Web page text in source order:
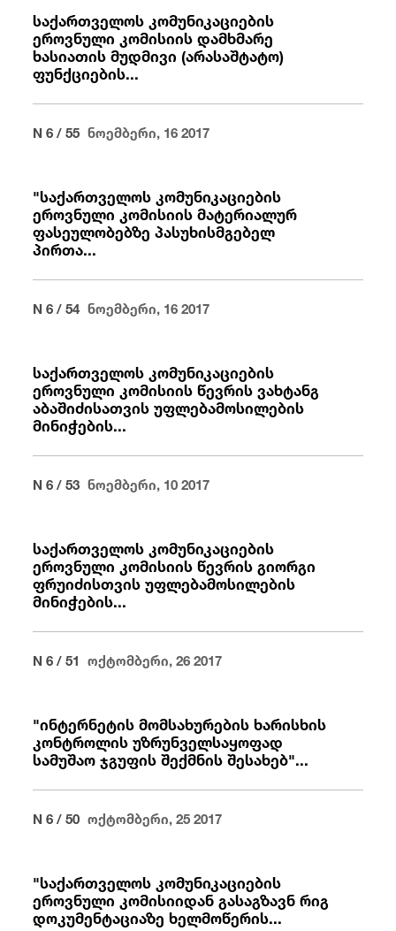
საქართველოს კომუნიკაციების
ეროვნული კომისიის დამხმარე
ხასიათის მუდმივი (არასაშტატო)
ფუნქციების...
N 6 / 55 ნოემბერი, 16 2017
"საქართველოს კომუნიკაციების
ეროვნული კომისიის მატერიალურ
ფასეულობებზე პასუხისმგებელ
პირთა...
N 6 / 54 ნოემბერი, 16 2017
საქართველოს კომუნიკაციების
ეროვნული კომისიის წევრის ვახტანგ
აბაშიძისათვის უფლებამოსილების
მინიჭების...
N 6 / 53 ნოემბერი, 10 2017
საქართველოს კომუნიკაციების
ეროვნული კომისიის წევრის გიორგი
ფრუიძისთვის უფლებამოსილების
მინიჭების...
N 6 / 51 ოქტომბერი, 26 2017
"ინტერნეტის მომსახურების ხარისხის
კონტროლის უზრუნველსაყოფად
სამუშაო ჯგუფის შექმნის შესახებ"...
N 6 / 50 ოქტომბერი, 25 2017
"საქართველოს კომუნიკაციების
ეროვნული კომისიიდან გასაგზავნ რიგ
დოკუმენტაციაზე ხელმოწერის...